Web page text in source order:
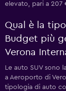
elevato, pari a 207
Qual è la
Budget più
Verona
Le auto SUV sono
a Aeroporto di
tipologia di auto